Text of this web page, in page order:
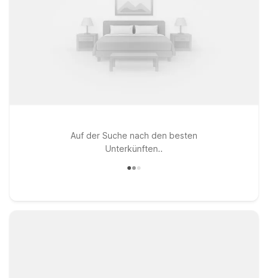
Auf der Suche nach den besten
Unterkünften..